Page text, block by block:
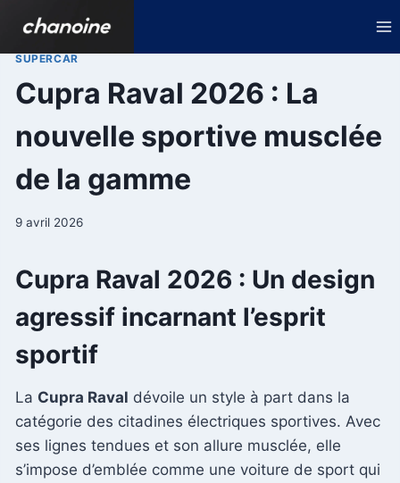
contenu
SUPERCAR
Cupra Raval 2026 : La
nouvelle sportive musclée
de la gamme
9 avril 2026
Cupra Raval 2026 : Un design
agressif incarnant l’esprit
sportif
La Cupra Raval dévoile un style à part dans la
catégorie des citadines électriques sportives. Avec
ses lignes tendues et son allure musclée, elle
s’impose d’emblée comme une voiture de sport qui